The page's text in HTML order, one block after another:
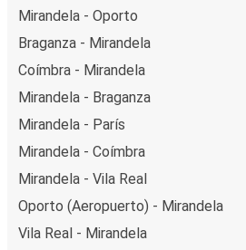
Mirandela - Oporto
Braganza - Mirandela
Coímbra - Mirandela
Mirandela - Braganza
Mirandela - París
Mirandela - Coímbra
Mirandela - Vila Real
Oporto (Aeropuerto) - Mirandela
Vila Real - Mirandela